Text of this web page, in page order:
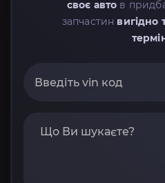
своє авто в
запчастин вигідно